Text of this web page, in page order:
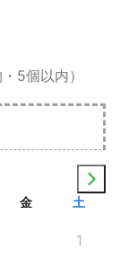
5個以内）
金 土
1